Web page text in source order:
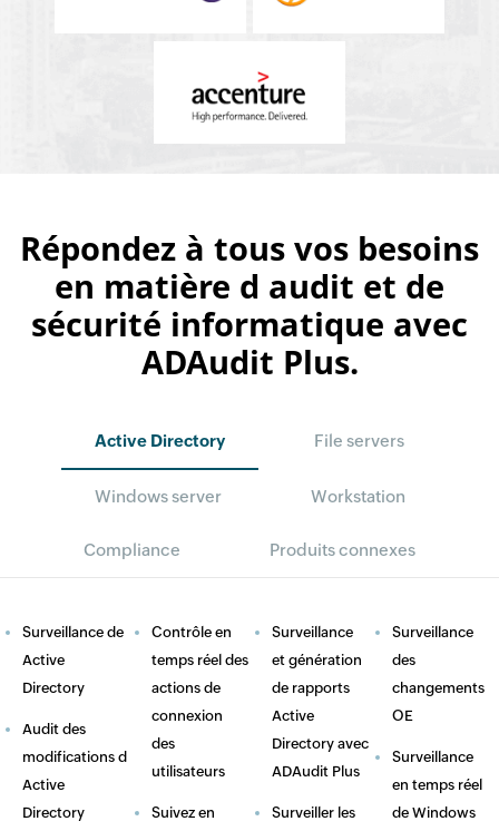
Répondez à tous vos besoins
en matière d audit et de
sécurité informatique avec
ADAudit Plus.
Active Directory File servers
Windows server Workstation
Compliance Produits connexes
Surveillance de
Active
Directory
Audit des
modifications d
Active
Directory
Contrôle en
temps réel des
actions de
connexion
des
utilisateurs
Suivez en
Surveillance
et génération
de rapports
Active
Directory avec
ADAudit Plus
Surveiller les
Surveillance
des
changements
OE
Surveillance
en temps réel
de Windows